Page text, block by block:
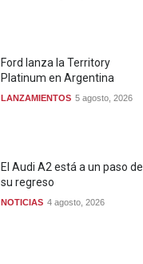
Ford lanza la Territory
Platinum en Argentina
LANZAMIENTOS 5 agosto, 2026
El Audi A2 está a un paso de
su regreso
NOTICIAS 4 agosto, 2026